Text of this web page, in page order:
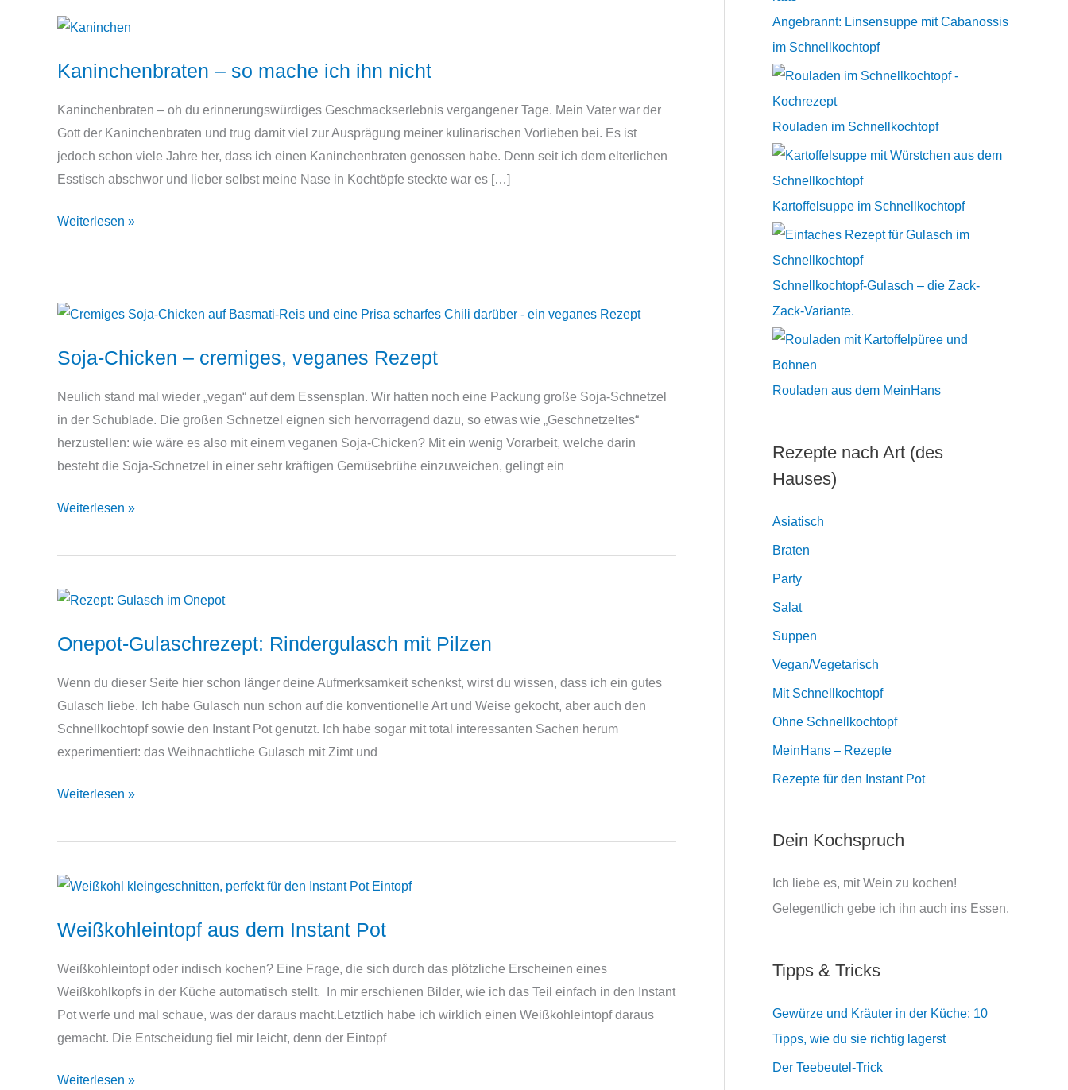
Kaninchenbraten – so mache ich ihn nicht
Kaninchenbraten – oh du erinnerungswürdiges Geschmackserlebnis vergangener Tage. Mein Vater war der
Gott der Kaninchenbraten und trug damit viel zur Ausprägung meiner kulinarischen Vorlieben bei. Es ist
jedoch schon viele Jahre her, dass ich einen Kaninchenbraten genossen habe. Denn seit ich dem elterlichen
Esstisch abschwor und lieber selbst meine Nase in Kochtöpfe steckte war es […]
Kaninchenbraten
so
ich
nicht
Weiterlesen »
Soja-Chicken – cremiges, veganes Rezept
Neulich stand mal wieder „vegan“ auf dem Essensplan. Wir hatten noch eine Packung große Soja-Schnetzel
in der Schublade. Die großen Schnetzel eignen sich hervorragend dazu, so etwas wie „Geschnetzeltes“
herzustellen: wie wäre es also mit einem veganen Soja-Chicken? Mit ein wenig Vorarbeit, welche darin
besteht die Soja-Schnetzel in einer sehr kräftigen Gemüsebrühe einzuweichen, gelingt ein
Soja-
–
veganes
Weiterlesen »
Onepot-Gulaschrezept: Rindergulasch mit Pilzen
Wenn du dieser Seite hier schon länger deine Aufmerksamkeit schenkst, wirst du wissen, dass ich ein gutes
Gulasch liebe. Ich habe Gulasch nun schon auf die konventionelle Art und Weise gekocht, aber auch den
Schnellkochtopf sowie den Instant Pot genutzt. Ich habe sogar mit total interessanten Sachen herum
experimentiert: das Weihnachtliche Gulasch mit Zimt und
Onepot-
Rindergulasch
Pilzen
Weiterlesen »
Weißkohleintopf aus dem Instant Pot
Weißkohleintopf oder indisch kochen? Eine Frage, die sich durch das plötzliche Erscheinen eines
Weißkohlkopfs in der Küche automatisch stellt. In mir erschienen Bilder, wie ich das Teil einfach in den Instant
Pot werfe und mal schaue, was der daraus macht.Letztlich habe ich wirklich einen Weißkohleintopf daraus
gemacht. Die Entscheidung fiel mir leicht, denn der Eintopf
Weißkohleintopf
Weiterlesen »
:
Angebrannt: Linsensuppe mit Cabanossis
im Schnellkochtopf
Rouladen im Schnellkochtopf
Kartoffelsuppe im Schnellkochtopf
Schnellkochtopf-Gulasch – die Zack-
Zack-Variante.
Rouladen aus dem MeinHans
Rezepte nach Art (des
Hauses)
Asiatisch
Braten
Party
Salat
Suppen
Vegan/Vegetarisch
Mit Schnellkochtopf
Ohne Schnellkochtopf
MeinHans – Rezepte
Rezepte für den Instant Pot
Dein Kochspruch
Ich liebe es, mit Wein zu kochen!
Gelegentlich gebe ich ihn auch ins Essen.
Tipps & Tricks
Gewürze und Kräuter in der Küche: 10
Tipps, wie du sie richtig lagerst
Der Teebeutel-Trick